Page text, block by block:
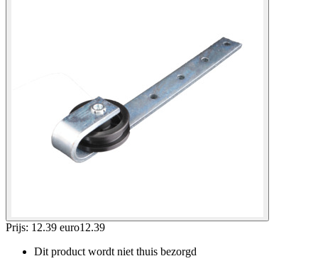
Prijs: 12.39 euro12.39
Dit product wordt niet thuis bezorgd